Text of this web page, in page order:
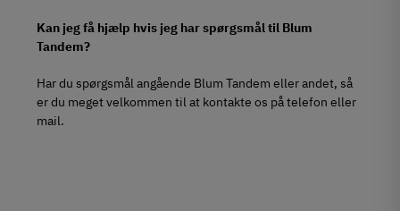
Kan jeg få hjælp hvis jeg har spørgsmål til Blum
Tandem?
Har du spørgsmål angående Blum Tandem eller andet, så
er du meget velkommen til at kontakte os på telefon eller
mail.